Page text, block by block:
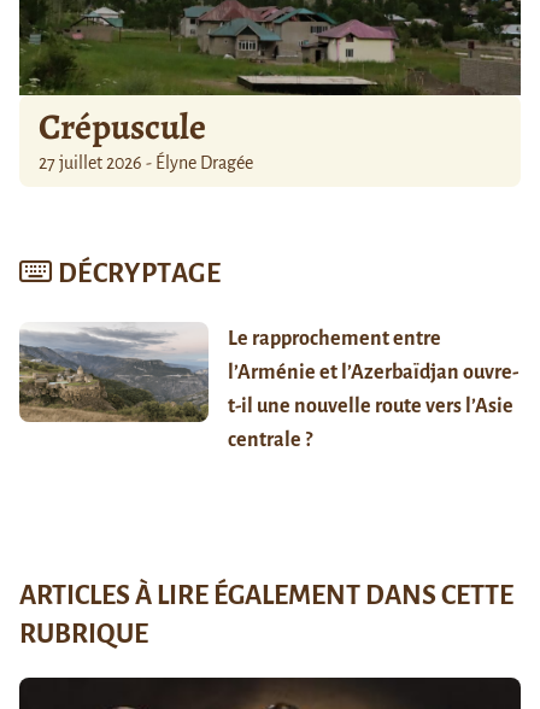
Crépuscule
27 juillet 2026 - Élyne Dragée
DÉCRYPTAGE
Le rapprochement entre
l’Arménie et l’Azerbaïdjan ouvre-
t-il une nouvelle route vers l’Asie
centrale ?
ARTICLES À LIRE ÉGALEMENT DANS CETTE
RUBRIQUE